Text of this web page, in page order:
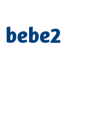
bebe2